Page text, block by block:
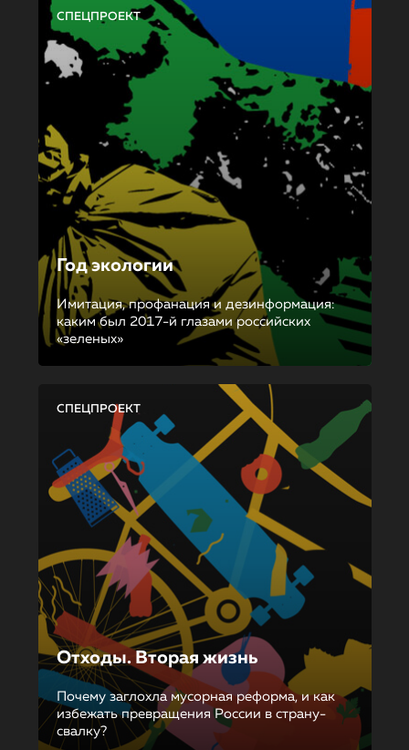
СПЕЦПРОЕКТ
Год экологии
Имитация, профанация и дезинформация:
каким был 2017-й глазами российских
«зеленых»
СПЕЦПРОЕКТ
Отходы. Вторая жизнь
Почему заглохла мусорная реформа, и как
избежать превращения России в страну-
свалку?